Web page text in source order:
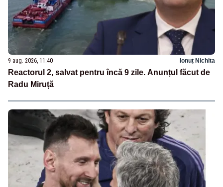
9 aug. 2026, 11:40 Ionuț Nichita
Reactorul 2, salvat pentru încă 9 zile. Anunțul făcut de
Radu Miruță